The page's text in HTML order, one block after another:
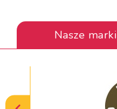
Nasze marki